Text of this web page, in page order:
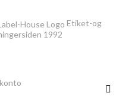
Etiket-og
siden 1992